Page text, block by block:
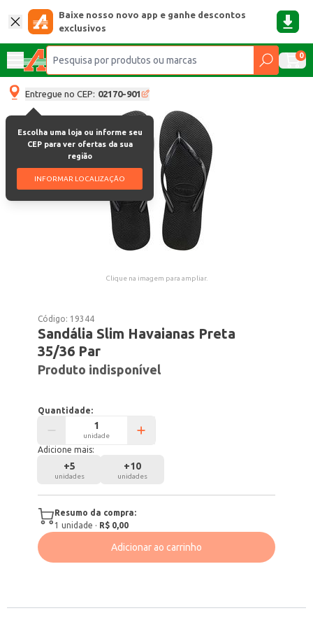
Baixe nosso novo app e ganhe descontos
exclusivos
0
Entregue no CEP: 02170-901
Escolha uma loja ou informe seu
CEP para ver ofertas da sua
região
INFORMAR LOCALIZAÇÃO
Clique na imagem para ampliar.
Código: 19344
Sandália Slim Havaianas Preta
35/36 Par
Produto indisponível
Quantidade:
unidade
Adicione mais:
+5
unidades
+10
unidades
Resumo da compra:
1 unidade · R$ 0,00
Adicionar ao carrinho